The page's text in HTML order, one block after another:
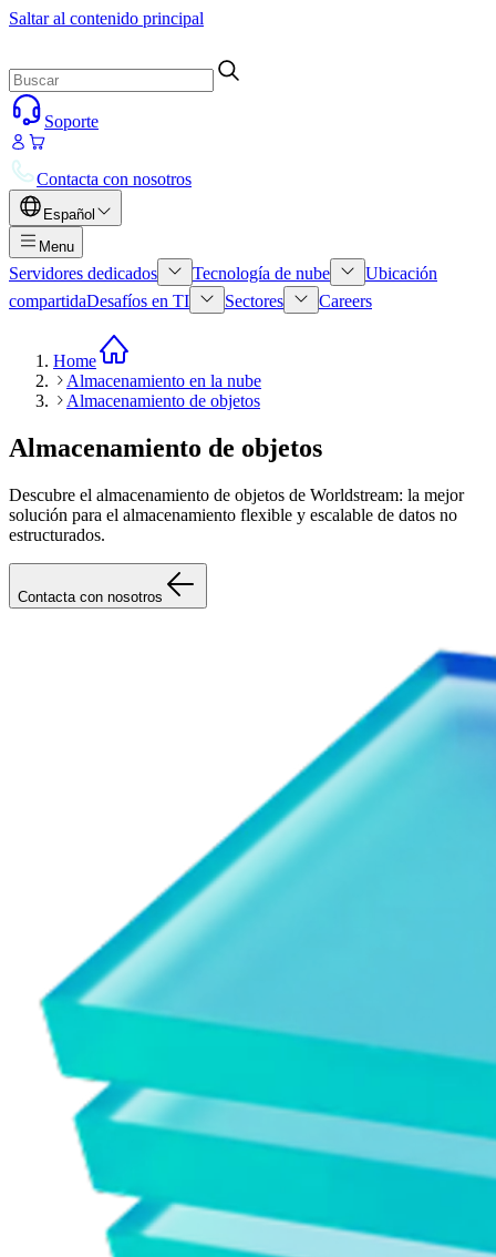
Saltar al contenido principal
Soporte
Contacta con nosotros
Español
Menu
Servidores dedicados Tecnología de nube
Ubicación
compartidaDesafíos en TI Sectores Careers
Home
Almacenamiento en la nube
Almacenamiento de objetos
Almacenamiento de objetos
Descubre el almacenamiento de objetos de Worldstream: la mejor
solución para el almacenamiento flexible y escalable de datos no
estructurados.
Contacta con nosotros